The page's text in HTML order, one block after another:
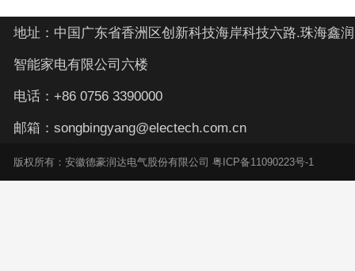
地址：中国广东省香洲区创新科技海岸科技六路.珠海鑫润
智能家电有限公司六楼
电话：+86 0756 3390000
邮箱：songbingyang@electech.com.cn
版权所有：安徽德豪润达电气股份有限公司 粤ICP备11090223号-1